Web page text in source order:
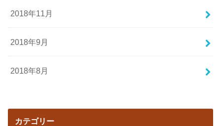
2018年11月
2018年9月
2018年8月
カテゴリー